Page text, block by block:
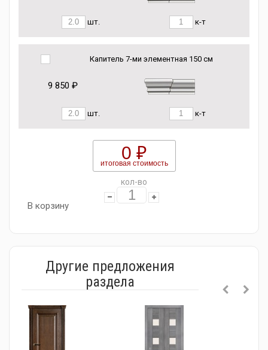
шт. к-т
Капитель 7-ми элементная 150 см
9 850 ₽
шт. к-т
0 ₽
итоговая стоимость
кол-во
В корзину
Другие предложения
раздела